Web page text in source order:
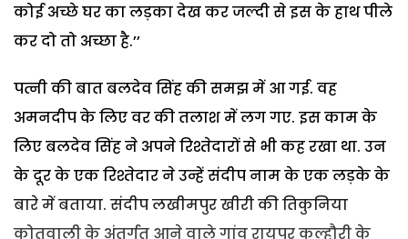
कोई अच्छे घर का लड़का देख कर जल्दी से इस के हाथ पीले
कर दो तो अच्छा है.’’
पत्नी की बात बलदेव सिंह की समझ में आ गई. वह
अमनदीप के लिए वर की तलाश में लग गए. इस काम के
लिए बलदेव सिंह ने अपने रिश्तेदारों से भी कह रखा था. उन
के दूर के एक रिश्तेदार ने उन्हें संदीप नाम के एक लड़के के
बारे में बताया. संदीप लखीमपुर खीरी की तिकुनिया
कोतवाली के अंतर्गत आने वाले गांव रायपुर कल्हौरी के